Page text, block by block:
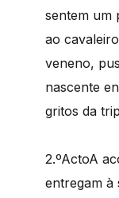
sentem um
ao
veneno,
nascente
gritos da
2.ºActoA
entregam à